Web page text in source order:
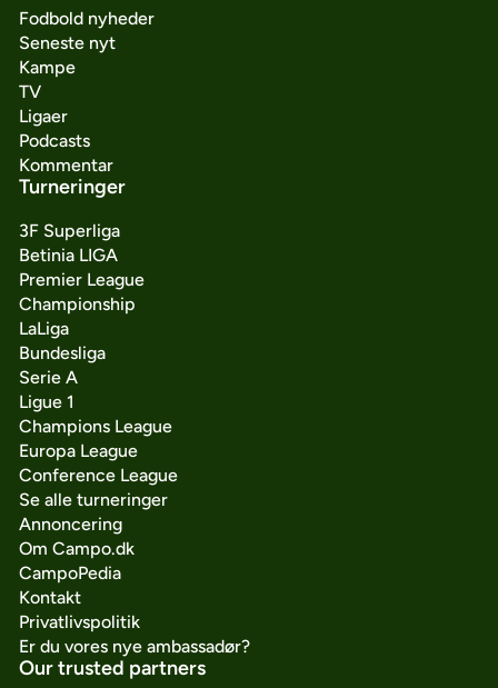
Fodbold nyheder
Seneste nyt
Kampe
TV
Ligaer
Podcasts
Kommentar
Turneringer
3F Superliga
Betinia LIGA
Premier League
Championship
LaLiga
Bundesliga
Serie A
Ligue 1
Champions League
Europa League
Conference League
Se alle turneringer
Annoncering
Om Campo.dk
CampoPedia
Kontakt
Privatlivspolitik
Er du vores nye ambassadør?
Our trusted partners